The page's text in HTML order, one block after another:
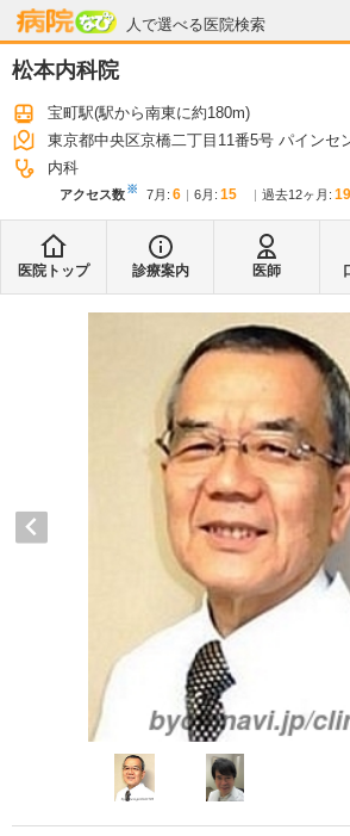
人で選べる医院検索
病院なび
松本内科院
宝町駅(駅から南東に約180m)
東京都中央区京橋二丁目11番5号 パインセ
内科
アクセス数※ 7月 : 6 6月 : 15 過去12ヶ月:
医院トップ 診療案内 医師